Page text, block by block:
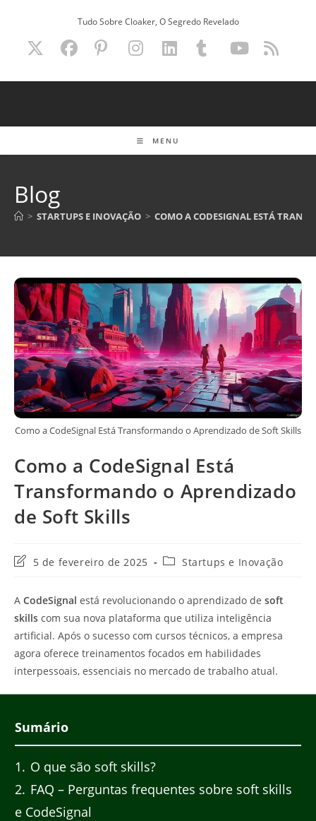
Tudo Sobre Cloaker, O Segredo Revelado
MENU
Blog
> STARTUPS E INOVAÇÃO > COMO A CODESIGNAL ESTÁ
Como a CodeSignal Está Transformando o Aprendizado de Soft Skills
Como a CodeSignal Está
Transformando o Aprendizado
de Soft Skills
Última
post:
5 de fevereiro de 2025
Categoria
Startups e Inovação
A CodeSignal está revolucionando o aprendizado de soft
skills com sua nova plataforma que utiliza inteligência
artificial. Após o sucesso com cursos técnicos, a empresa
agora oferece treinamentos focados em habilidades
interpessoais, essenciais no mercado de trabalho atual.
Sumário
1
O que são soft skills?
2 FAQ – Perguntas frequentes sobre soft skills
e CodeSignal